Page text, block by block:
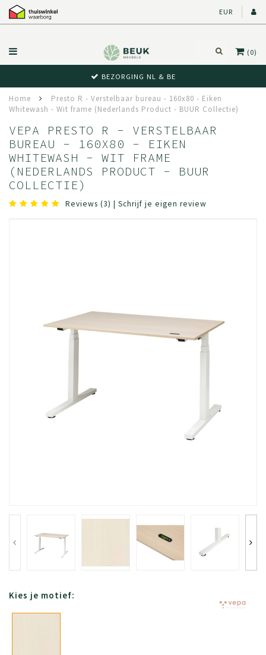
EUR
(0)
BEWUST RETOUR
Home
Presto R - Verstelbaar bureau - 160x80 - Eiken
Whitewash - Wit frame (Nederlands Product - BUUR Collectie)
VEPA PRESTO R - VERSTELBAAR
BUREAU - 160X80 - EIKEN
WHITEWASH - WIT FRAME
(NEDERLANDS PRODUCT - BUUR
COLLECTIE)
Reviews (3) | Schrijf je eigen review
Kies je motief: